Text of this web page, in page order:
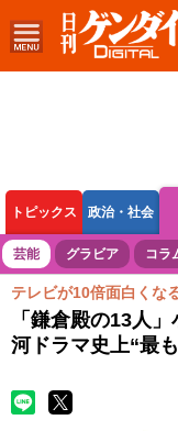
トピックス 政治・社会
ボートレース 競輪
芸能 グラビア コラ
テレビが10倍面白くな
「鎌倉殿の13人
河ドラマ史上“最